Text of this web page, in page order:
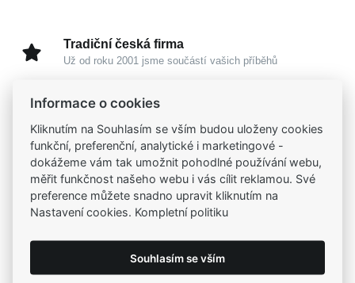
Tradiční česká firma
Už od roku 2001 jsme součástí vašich příběhů
Široký výběr produktů
Na našem e-shopu máte výběr z tisíců šperků
Garance vysoké kvality
Certifikáty původu a kvality k vybraným šperkům
Zastavte se do jedné z našich 4 prodejen
Informace o cookies
Kliknutím na Souhlasím se vším budou uloženy cookies
funkční, preferenční, analytické i marketingové -
dokážeme vám tak umožnit pohodlné používání webu,
měřit funkčnost našeho webu i vás cílit reklamou. Své
preference můžete snadno upravit kliknutím na
Nastavení cookies. Kompletní politiku
Souhlasím se vším